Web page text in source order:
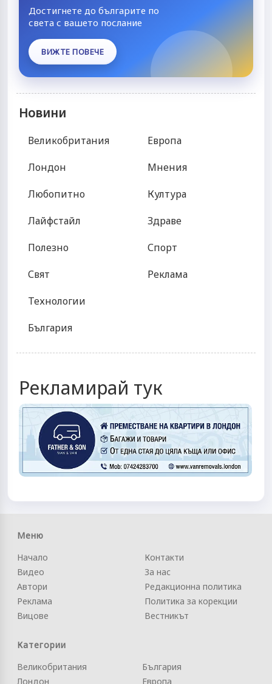
Достигнете до българите по
света с вашето послание
ВИЖТЕ ПОВЕЧЕ
Новини
Великобритания
Лондон
Любопитно
Лайфстайл
Полезно
Свят
Технологии
България
Европа
Мнения
Култура
Здраве
Спорт
Реклама
Рекламирай тук
Меню
Начало
Видео
Автори
Реклама
Вицове
Контакти
За нас
Редакционна политика
Политика за корекции
Вестникът
Категории
Великобритания
Лондон
България
Европа